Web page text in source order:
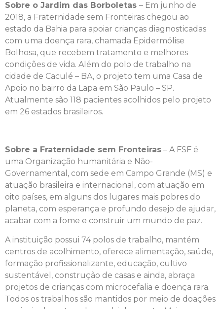
Sobre o Jardim das Borboletas – Em junho de
2018, a Fraternidade sem Fronteiras chegou ao
estado da Bahia para apoiar crianças diagnosticadas
com uma doença rara, chamada Epidermólise
Bolhosa, que recebem tratamento e melhores
condições de vida. Além do polo de trabalho na
cidade de Caculé – BA, o projeto tem uma Casa de
Apoio no bairro da Lapa em São Paulo – SP.
Atualmente são 118 pacientes acolhidos pelo projeto
em 26 estados brasileiros.
Sobre a Fraternidade sem Fronteiras – A FSF é
uma Organização humanitária e Não-
Governamental, com sede em Campo Grande (MS) e
atuação brasileira e internacional, com atuação em
oito países, em alguns dos lugares mais pobres do
planeta, com esperança e profundo desejo de ajudar,
acabar com a fome e construir um mundo de paz.
A instituição possui 74 polos de trabalho, mantém
centros de acolhimento, oferece alimentação, saúde,
formação profissionalizante, educação, cultivo
sustentável, construção de casas e ainda, abraça
projetos de crianças com microcefalia e doença rara.
Todos os trabalhos são mantidos por meio de doações